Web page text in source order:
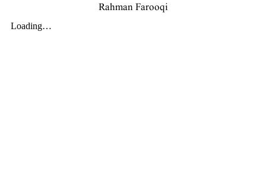
Rahman Farooqi